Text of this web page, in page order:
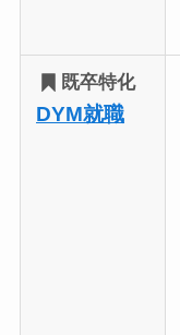
既卒特化
DYM就職